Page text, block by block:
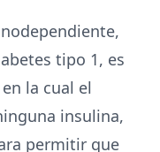
tipo 1, es
la cual el
insulina,
permitir que